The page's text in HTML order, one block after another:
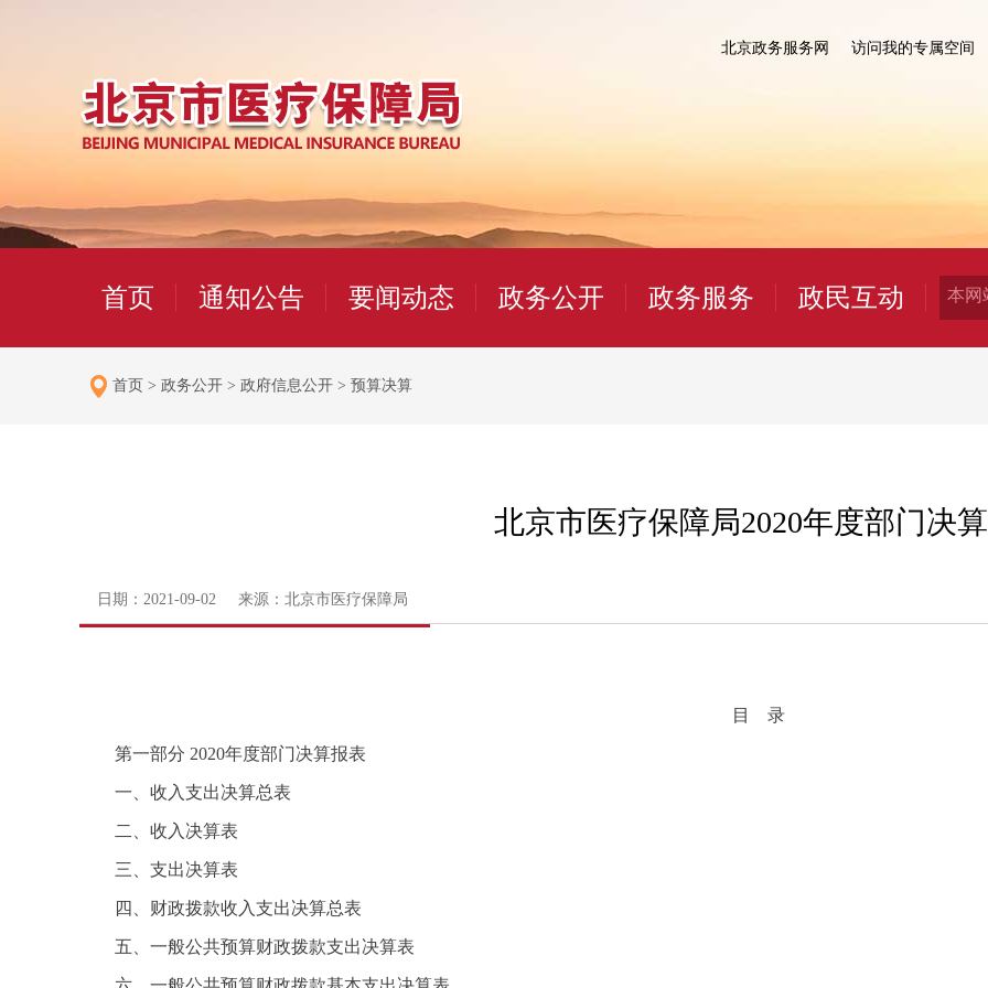
北京政务服务网 访问我的专属空间
首页 通知公告 要闻动态 政务公开 政务服务 政民互动
首页 > 政务公开 > 政府信息公开 > 预算决算
北京市医疗保障局2020年度部门决算
日期：2021-09-02 来源：北京市医疗保障局
目 录
第一部分 2020年度部门决算报表
一、收入支出决算总表
二、收入决算表
三、支出决算表
四、财政拨款收入支出决算总表
五、一般公共预算财政拨款支出决算表